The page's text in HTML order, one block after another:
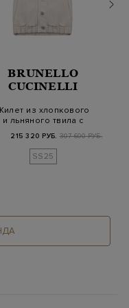
BRUNELLO
CUCINELLI
из хлопкового
и льняного твила с
215 320 РУБ. 307 600 РУБ.
SS25